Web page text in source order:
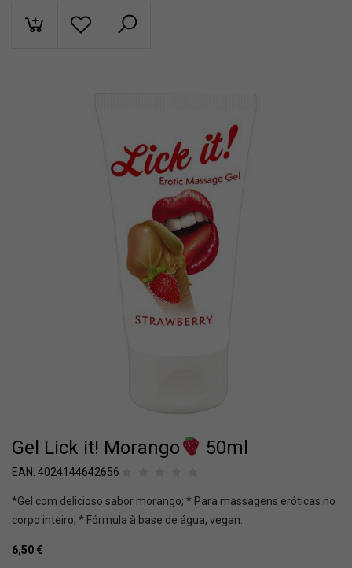
Gel Lick it! Morango 50ml
EAN: 4024144642656
*Gel com delicioso sabor morango; * Para massagens eróticas no
corpo inteiro; * Fórmula à base de água, vegan.
6,50 €